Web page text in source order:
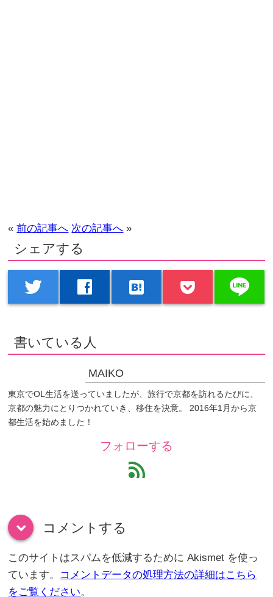
«前の記事へ 次の記事へ »
シェアする
twitter facebook hatenabookmark line
書いている人
MAIKO
東京でOL生活を送っていましたが、旅行で京都を訪れるたびに、
京都の魅力にとりつかれていき、移住を決意。 2016年1月から京
都生活を始めました！
フォローする
feed
down コメントする
このサイトはスパムを低減するために Akismet を使っ
ています。 コメントデータの処理方法の詳細はこちら
をご覧ください。